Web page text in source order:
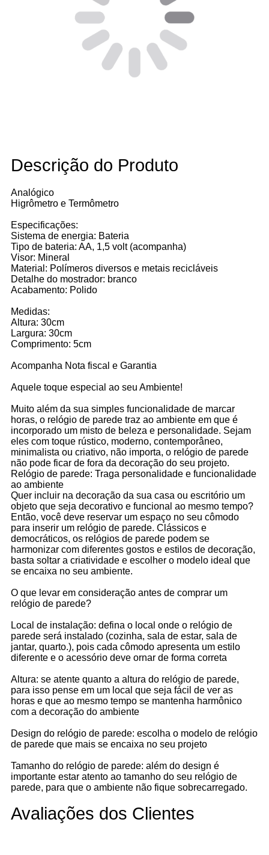
Descrição do Produto
Analógico
Higrômetro e Termômetro
Especificações:
Sistema de energia: Bateria
Tipo de bateria: AA, 1,5 volt (acompanha)
Visor: Mineral
Material: Polímeros diversos e metais recicláveis
Detalhe do mostrador: branco
Acabamento: Polido
Medidas:
Altura: 30cm
Largura: 30cm
Comprimento: 5cm
Acompanha Nota fiscal e Garantia
Aquele toque especial ao seu Ambiente!
Muito além da sua simples funcionalidade de marcar
horas, o relógio de parede traz ao ambiente em que é
incorporado um misto de beleza e personalidade. Sejam
eles com toque rústico, moderno, contemporâneo,
minimalista ou criativo, não importa, o relógio de parede
não pode ficar de fora da decoração do seu projeto.
Relógio de parede: Traga personalidade e funcionalidade
ao ambiente
Quer incluir na decoração da sua casa ou escritório um
objeto que seja decorativo e funcional ao mesmo tempo?
Então, você deve reservar um espaço no seu cômodo
para inserir um relógio de parede. Clássicos e
democráticos, os relógios de parede podem se
harmonizar com diferentes gostos e estilos de decoração,
basta soltar a criatividade e escolher o modelo ideal que
se encaixa no seu ambiente.
O que levar em consideração antes de comprar um
relógio de parede?
Local de instalação: defina o local onde o relógio de
parede será instalado (cozinha, sala de estar, sala de
jantar, quarto.), pois cada cômodo apresenta um estilo
diferente e o acessório deve ornar de forma correta
Altura: se atente quanto a altura do relógio de parede,
para isso pense em um local que seja fácil de ver as
horas e que ao mesmo tempo se mantenha harmônico
com a decoração do ambiente
Design do relógio de parede: escolha o modelo de relógio
de parede que mais se encaixa no seu projeto
Tamanho do relógio de parede: além do design é
importante estar atento ao tamanho do seu relógio de
parede, para que o ambiente não fique sobrecarregado.
Avaliações dos Clientes